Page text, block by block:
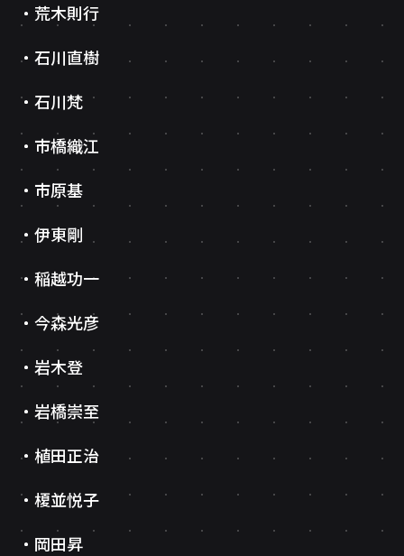
荒木則行
石川直樹
石川梵
市橋織江
市原基
伊東剛
稲越功一
今森光彦
岩木登
岩橋崇至
植田正治
榎並悦子
岡田昇